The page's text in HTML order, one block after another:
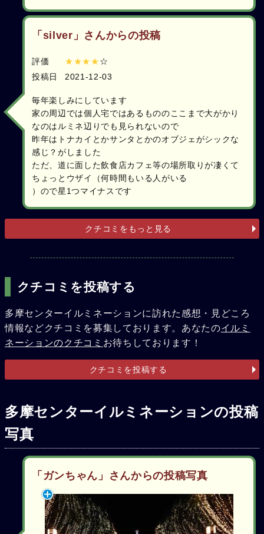
「silver」さんからの投稿
評価 ★★★★☆
投稿日
2021-12-03
毎年楽しみにしています
家の周辺では個人宅ではあるもののここまで大がかり
なのはルミネ辺りでも見られないので
昨年はトナカイとかサンタとかのオブジェがシックな
感じ？がしました
ただ、道に面した飲食店カフェ等の場所取りが凄くて
ちょっとウザイ（何時間もいる人がいる
）ので星1つマイナスです
クチコミをもっと見る
クチコミを投稿する
多摩センターイルミネーションに訪れた感想・見どころ
情報などクチコミを募集しております。あなたのイルミ
ネーションのクチコミ お待ちしております！
クチコミを投稿する
多摩センターイルミネーションの投稿
写真
「ガンちゃん」さんからの投稿写真